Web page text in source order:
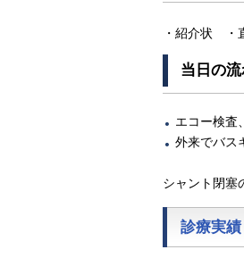
・紹介状 ・
当日の
エコー検査
外来でバス
シャント閉塞
診療実績